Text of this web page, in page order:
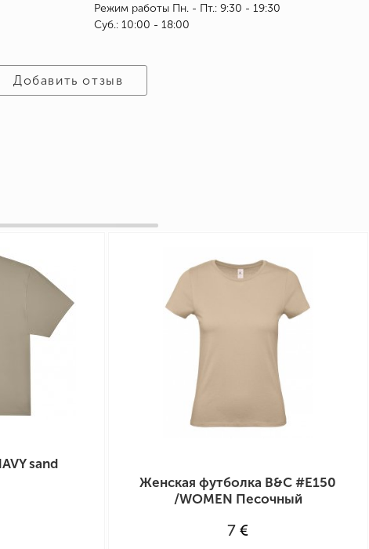
Режим работы Пн. - Пт.: 9:30 - 19:30
Суб.: 10:00 - 18:00
Добавить отзыв
sand
Женская футболка B&C #E150
/WOMEN Песочный
7€